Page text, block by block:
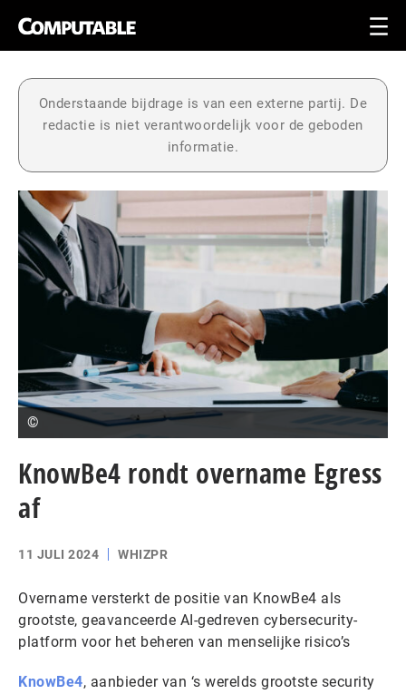
Onderstaande bijdrage is van een externe partij. De
redactie is niet verantwoordelijk voor de geboden
informatie.
©
KnowBe4 rondt overname Egress
af
11 JULI 2024 WHIZPR
Overname versterkt de positie van KnowBe4 als
grootste, geavanceerde AI-gedreven cybersecurity-
platform voor het beheren van menselijke risico’s
KnowBe4, aanbieder van ‘s werelds grootste security